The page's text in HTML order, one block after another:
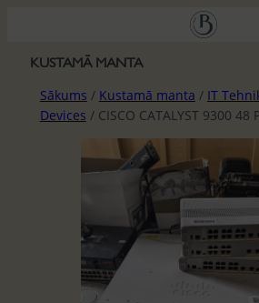
saturuKUSTAMĀ MANTA
Sākums / Kustamā manta / IT
Devices / CISCO CATALYST 9300 48